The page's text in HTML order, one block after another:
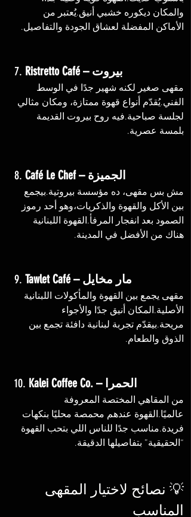
والمكان ديكوره خشبي أنيق.يُعتبر من
الأماكن المفضلة لعشاق الجودة والتفاصيل.
7. Ristretto Café – بيروت
مقهى صغير لكنه شهير جدًا في الوسط
الفني.يُقدّم أنواع قهوة ممتازة، ومكان مثالي
لجلسة صباحية.فيه روح بيروت القديمة
بلمسة عصرية.
8. Café Le Chef – الجميزة
مش بس مقهى، ده مؤسسة بيروتية.بيجمع
بين الأكل والقهوة والذكريات،وهو أحد رموز
الصمود بعد انفجار المرفأ.القهوة اللبنانية
هناك من الأفضل في المدينة.
9. Tawlet Café – مار مخايل
مقهى يجمع بين القهوة والمأكولات اللبنانية
الأصلية.المكان أنيق جدًا والأجواء
مريحة.بيقدّم تجربة لبنانية دافئة تجمع بين
الذوق والطعام.
10. Kalei Coffee Co. – الحمرا
من المقاهي المختصة المعروفة
عالميًا.القهوة عندهم محمصة محليًا بنكهات
فريدة.مناسب جدًا للناس اللي بتحب القهوة
“الحقيقية” بتفاصيلها الدقيقة.
💡 نصائح لاختيار المقهى
المناسب